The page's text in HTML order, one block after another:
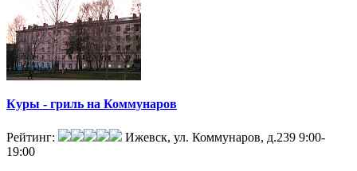
Куры - гриль на Коммунаров
Рейтинг: Ижевск, ул. Коммунаров, д.239 9:00-
19:00